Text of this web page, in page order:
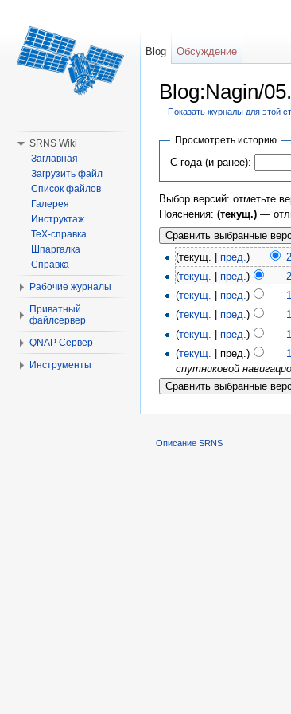
Blog:Nagin/
Показать журналы для этой
Просмотреть историю
С года (и ранее):
Выбор версий: отметьте
Пояснения: (текущ.) —
(текущ. |пред.)
(текущ. |пред.)
(текущ. |пред.)
(текущ. |пред.)
(текущ. |пред.)
(текущ. | пред.)
спутниковой
Blog Обсуждение
SRNS Wiki
Заглавная
Загрузить файл
Список файлов
Галерея
Инструктаж
TeX-справка
Шпаргалка
Справка
Рабочие журналы
Приватный
файлсервер
QNAP Сервер
Инструменты
Описание SRNS